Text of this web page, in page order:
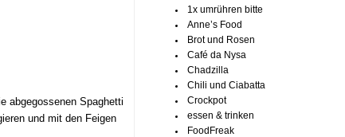
abgegossenen Spaghetti
und mit den Feigen
1x umrühren bitte
Anne’s Food
Brot und Rosen
Café da Nysa
Chadzilla
Chili und Ciabatta
Crockpot
essen & trinken
FoodFreak